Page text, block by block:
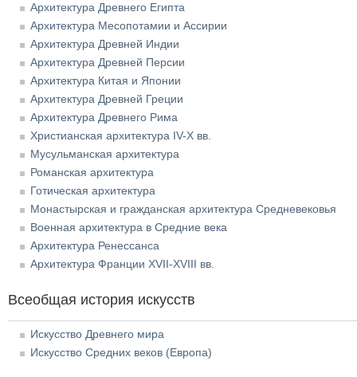
Архитектура Древнего Египта
Архитектура Месопотамии и Ассирии
Архитектура Древней Индии
Архитектура Древней Персии
Архитектура Китая и Японии
Архитектура Древней Греции
Архитектура Древнего Рима
Христианская архитектура IV-X вв.
Мусульманская архитектура
Романская архитектура
Готическая архитектура
Монастырская и гражданская архитектура Средневековья
Военная архитектура в Средние века
Архитектура Ренессанса
Архитектура Франции XVII-XVIII вв.
Всеобщая история искусств
Искусство Древнего мира
Искусство Средних веков (Европа)